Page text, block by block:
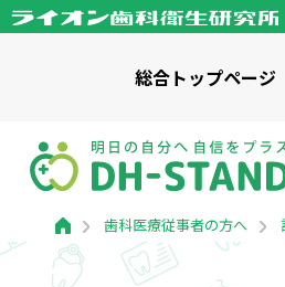
総合トップページ
歯科医療従
お役立ちツ
歯科啓発に
お役立ちツー
一般の方へ
幼児向け / 知識
ママ、あのね。
財団情報ト
ライオン歯
歯科医療従事者の方へ